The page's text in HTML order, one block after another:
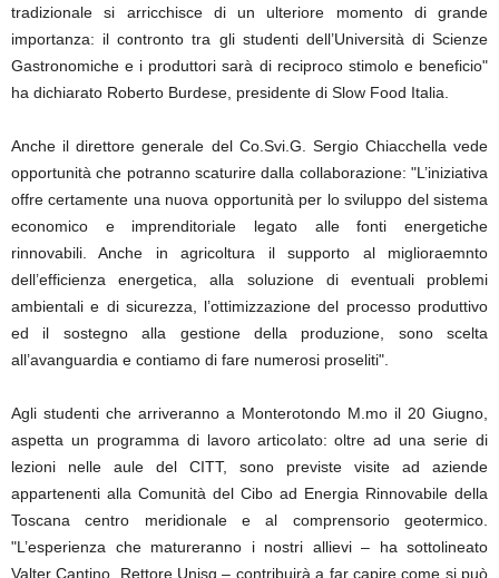
tradizionale si arricchisce di un ulteriore momento di grande
importanza: il contronto tra gli studenti dell’Università di Scienze
Gastronomiche e i produttori sarà di reciproco stimolo e beneficio"
ha dichiarato Roberto Burdese, presidente di Slow Food Italia.
Anche il direttore generale del Co.Svi.G. Sergio Chiacchella vede
opportunità che potranno scaturire dalla collaborazione: "L’iniziativa
offre certamente una nuova opportunità per lo sviluppo del sistema
economico e imprenditoriale legato alle fonti energetiche
rinnovabili. Anche in agricoltura il supporto al miglioraemnto
dell’efficienza energetica, alla soluzione di eventuali problemi
ambientali e di sicurezza, l’ottimizzazione del processo produttivo
ed il sostegno alla gestione della produzione, sono scelta
all’avanguardia e contiamo di fare numerosi proseliti".
Agli studenti che arriveranno a Monterotondo M.mo il 20 Giugno,
aspetta un programma di lavoro articolato: oltre ad una serie di
lezioni nelle aule del CITT, sono previste visite ad aziende
appartenenti alla Comunità del Cibo ad Energia Rinnovabile della
Toscana centro meridionale e al comprensorio geotermico.
"L’esperienza che matureranno i nostri allievi – ha sottolineato
Valter Cantino, Rettore Unisg – contribuirà a far capire come si può